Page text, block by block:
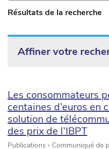
Résultats de la recherche
Affiner votre
Les consommateurs
centaines d’euros en
solution de
des prix de l’IBPT
Publications › Communiqué de